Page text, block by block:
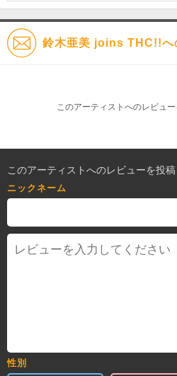
鈴木亜美 joins THC!!へ
このアーティストへのレビュ
このアーティストへのレビューを投稿
ニックネーム
性別